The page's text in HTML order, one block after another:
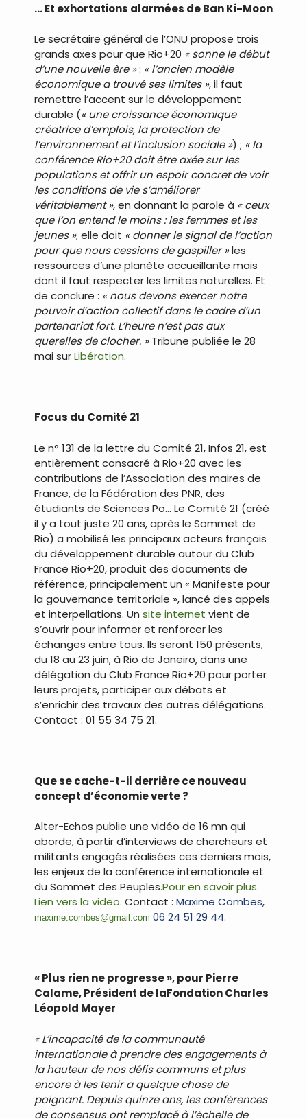
… Et exhortations alarmées de Ban Ki-Moon
Le secrétaire général de l’ONU propose trois
grands axes pour que Rio+20 « sonne le début
d’une nouvelle ère »: « l’ancien modèle
économique a trouvé ses limites », il faut
remettre l’accent sur le développement
durable (« une croissance économique
créatrice d’emplois, la protection de
l’environnement et l’inclusion sociale ») ; « la
conférence Rio+20 doit être axée sur les
populations et offrir un espoir concret de voir
les conditions de vie s’améliorer
véritablement », en donnant la parole à « ceux
que l’on entend le moins : les femmes et les
jeunes »; elle doit « donner le signal de l’action
pour que nous cessions de gaspiller »les
ressources d’une planète accueillante mais
dont il faut respecter les limites naturelles. Et
de conclure : « nous devons exercer notre
pouvoir d’action collectif dans le cadre d’un
partenariat fort. L’heure n’est pas aux
querelles de clocher. »Tribune publiée le 28
mai surLibération.
Focus du Comité 21
Le n° 131 de la lettre du Comité 21, Infos 21, est
entièrement consacré à Rio+20 avec les
contributions de l’Association des maires de
France, de la Fédération des PNR, des
étudiants de Sciences Po… Le Comité 21 (créé
il y a tout juste 20 ans, après le Sommet de
Rio) a mobilisé les principaux acteurs français
du développement durable autour du Club
France Rio+20, produit des documents de
référence, principalement un « Manifeste pour
la gouvernance territoriale », lancé des appels
et interpellations. Un site internet vient de
s’ouvrir pour informer et renforcer les
échanges entre tous. Ils seront 150 présents,
du 18 au 23 juin, à Rio de Janeiro, dans une
délégation du Club France Rio+20 pour porter
leurs projets, participer aux débats et
s’enrichir des travaux des autres délégations.
Contact : 01 55 34 75 21.
Que se cache-t-il derrière ce nouveau
concept d’économie verte ?
Alter-Echos publie une vidéo de 16 mn qui
aborde, à partir d’interviews de chercheurs et
militants engagés réalisées ces derniers mois,
les enjeux de la conférence internationale et
du Sommet des Peuples.Pour en savoir plus.
Lien vers la video. Contact : Maxime Combes,
maxime.combes@gmail.com 06 24 51 29 44.
« Plus rien ne progresse », pour Pierre
Calame, Président de laFondation Charles
Léopold Mayer
« L’incapacité de la communauté
internationale à prendre des engagements à
la hauteur de nos défis communs et plus
encore à les tenir a quelque chose de
poignant. Depuis quinze ans, les conférences
de consensus ont remplacé à l’échelle de